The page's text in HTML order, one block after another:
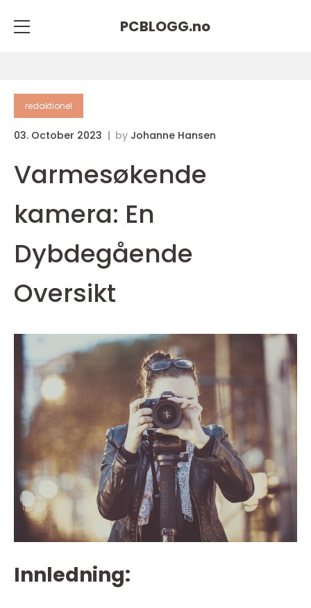
PCBLOGG.no
redaktionel
03. October 2023 by Johanne Hansen
Varmesøkende
kamera: En
Dybdegående
Oversikt
Innledning: